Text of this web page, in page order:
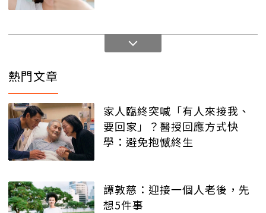
熱門文章
家人臨終突喊「有人來接我、
要回家」？醫授回應方式快
學：避免抱憾終生
譚敦慈：迎接一個人老後，先
想5件事